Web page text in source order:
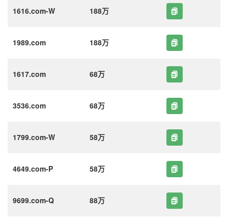
1616.com-W 188万
1989.com 188万
1617.com 68万
3536.com 68万
1799.com-W 58万
4649.com-P 58万
9699.com-Q 88万